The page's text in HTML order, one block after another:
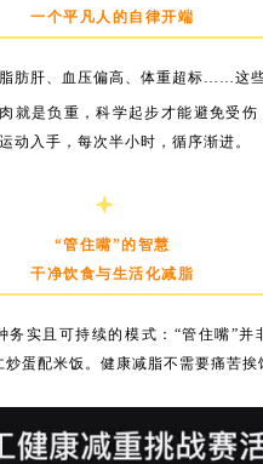
一个平凡人的自律开端
肝、血压偏高、体重超标……这些
就是负重，科学起步才能避免受
动入手，每次半小时，循序渐进。
“管住嘴”的智慧
干净饮食与生活化减脂
实且可持续的模式：“管住嘴”
蛋配米饭。健康减脂不需要痛苦挨